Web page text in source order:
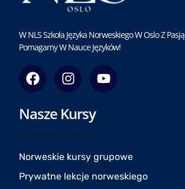
W NLS Szkoła Języka Norweskiego W Oslo Z Pasją
Pomagamy W Nauce Języków!
F
a
c
e
o
o
I
n
s
t
g
r
a
m
Y
o
u
e
Nasze Kursy
Norweskie kursy grupowe
Prywatne lekcje norweskiego